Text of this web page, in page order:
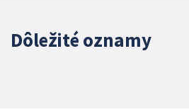
Dôležité oznamy